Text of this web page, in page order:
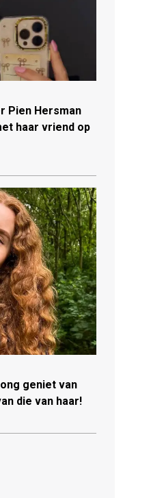
Pien Hersman
haar vriend op
geniet van
die van haar!